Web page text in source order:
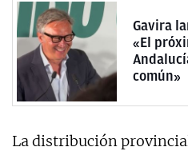
Gavira
«El
común»
La distribución